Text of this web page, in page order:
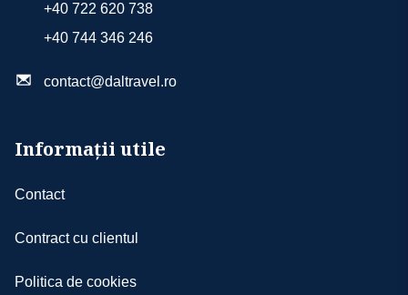
+40 722 620 738
+40 744 346 246
contact@daltravel.ro
Informații utile
Contact
Contract cu clientul
Politica de cookies